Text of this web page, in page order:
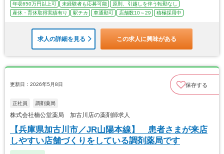
年収650万円以上可 未経験者も応募可能
原則、引越しを伴う転勤なし
産休・育休取得実績有り
駅チカ 車通勤可 店舗数10～29 積極採用中
求人の詳細を見る この求人に興味がある
更新日：2026年5月8日 保存する
正社員 調剤薬局
株式会社楠公堂薬局 加古川店の薬剤師求人
【兵庫県加古川市／JR山陽本線】 患者さまが来店
しやすい店舗づくりをしている調剤薬局です